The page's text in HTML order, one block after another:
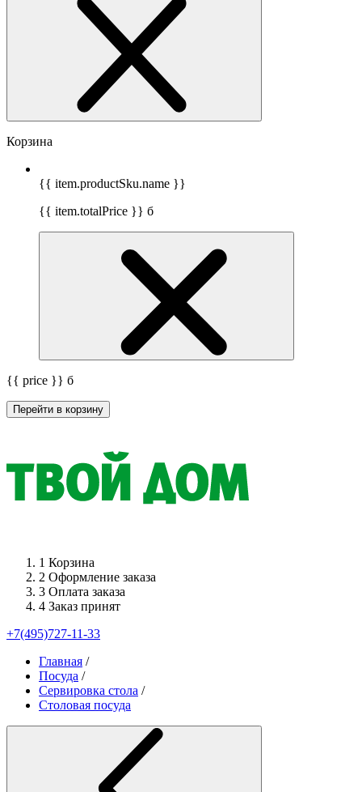
Корзина
{{ item.productSku.name }}
{{ item.totalPrice }} б
{{ price }} б
Перейти в корзину
1 Корзина
2 Оформление заказа
3 Оплата заказа
4 Заказ принят
+7(495)727-11-33
Главная /
Посуда /
Сервировка стола /
Столовая посуда